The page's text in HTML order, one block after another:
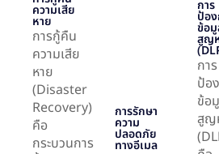
ความเสีย
หาย
การกู้คืน
ความเสีย
หาย
(Disaster
Recovery)
คือ
กระบวนการ
การรักษา
ความ
ปลอดภัย
ทางอีเมล
การ
ป้อ
ข้อ
สูญ
การ
ป้อ
ข้อ
สูญ